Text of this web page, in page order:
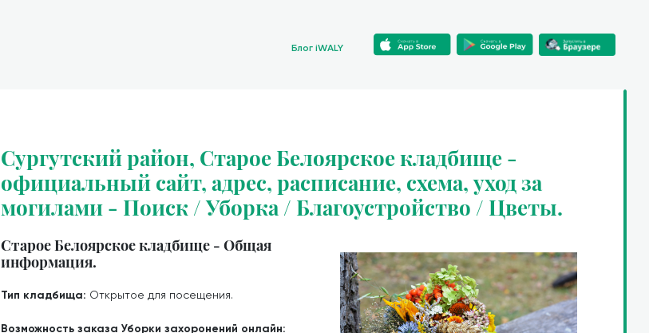
Блог iWALY
Сургутский район, Старое Белоярское кладбище -
официальный сайт, адрес, расписание, схема, уход за
могилами - Поиск / Уборка / Благоустройство / Цветы.
Старое Белоярское кладбище - Общая
информация.
Тип кладбища: Открытое для посещения.
Возможность заказа Уборки захоронений онлайн: